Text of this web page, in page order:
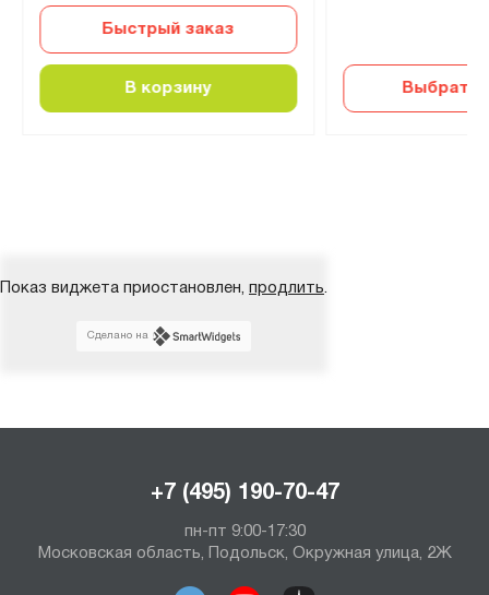
Быстрый заказ
В корзину Выбрать
Показ виджета приостановлен, продлить.
Сделано на
+7 (495) 190-70-47
пн-пт 9:00-17:30
Московская область, Подольск, Окружная улица, 2Ж